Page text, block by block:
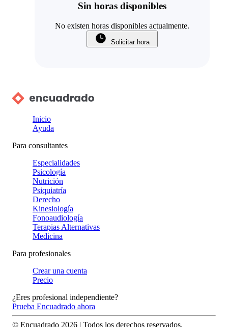
Sin horas disponibles
No existen horas disponibles actualmente.
Solicitar hora
Inicio
Ayuda
Para consultantes
Especialidades
Psicología
Nutrición
Psiquiatría
Derecho
Kinesiología
Fonoaudiología
Terapias Alternativas
Medicina
Para profesionales
Crear una cuenta
Precio
¿Eres profesional independiente?
Prueba Encuadrado ahora
© Encuadrado 2026 | Todos los derechos reservados.